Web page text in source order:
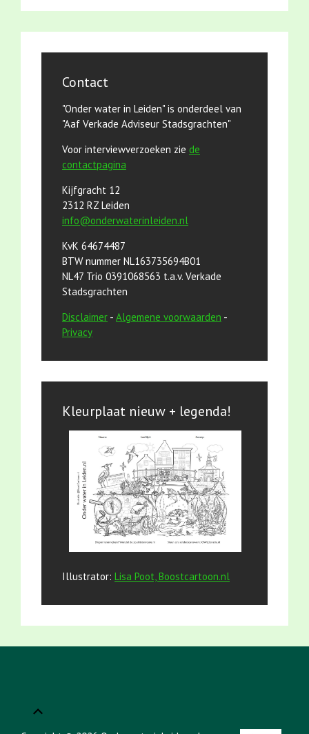
Contact
"Onder water in Leiden" is onderdeel van
"Aaf Verkade Adviseur Stadsgrachten"
Voor interviewverzoeken zie de
contactpagina
Kijfgracht 12
2312 RZ Leiden
info@onderwaterinleiden.nl
KvK 64674487
BTW nummer NL163735694B01
NL47 Trio 0391068563 t.a.v. Verkade
Stadsgrachten
Disclaimer - Algemene voorwaarden -
Privacy
Kleurplaat nieuw + legenda!
Illustrator: Lisa Poot, Boostcartoon.nl